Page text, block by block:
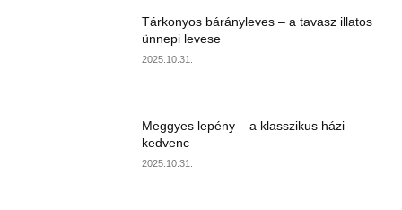
Tárkonyos bárányleves – a tavasz illatos
ünnepi levese
2025.10.31.
Meggyes lepény – a klasszikus házi
kedvenc
2025.10.31.